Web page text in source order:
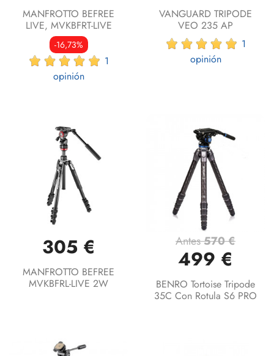
MANFROTTO BEFREE
LIVE, MVKBFRT-LIVE
-16,73%
1
opinión
VANGUARD TRIPODE
VEO 235 AP
1
opinión
305 €
MANFROTTO BEFREE
MVKBFRL-LIVE 2W
Antes570 €
499 €
BENRO Tortoise Tripode
35C Con Rotula S6 PRO